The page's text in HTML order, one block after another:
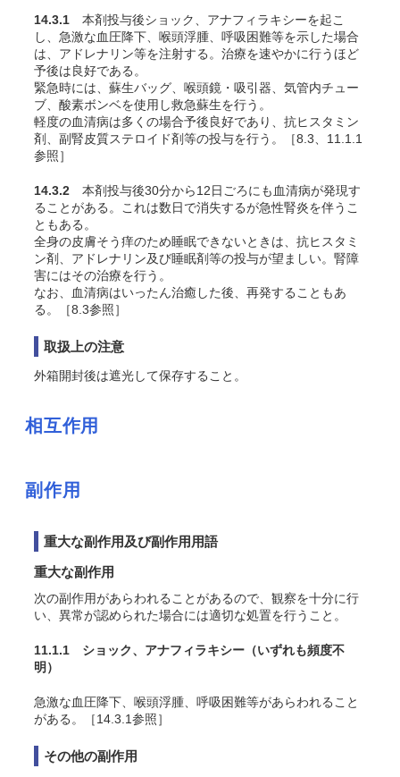
14.3.1 本剤投与後ショック、アナフィラキシーを起こ
し、急激な血圧降下、喉頭浮腫、呼吸困難等を示した場合
は、アドレナリン等を注射する。治療を速やかに行うほど
予後は良好である。
緊急時には、蘇生バッグ、喉頭鏡・吸引器、気管内チュー
ブ、酸素ボンベを使用し救急蘇生を行う 。
軽度の血清病は多くの場合予後良好であり、抗ヒスタミン
剤、副腎皮質ステロイド剤等の投与を行う。［8.3、11.1.1
参照］
14.3.2 本剤投与後30分から12日ごろにも血清病が発現す
ることがある。これは数日で消失するが急性腎炎を伴うこ
ともある。
全身の皮膚そう痒のため睡眠できないときは、抗ヒスタミ
ン剤、アドレナリン及び睡眠剤等の投与が望ましい。腎障
害にはその治療を行う。
なお、血清病はいったん治癒した後、再発することもあ
る。［8.3参照］
取扱上の注意
外箱開封後は遮光して保存すること。
相互作用
副作用
重大な副作用及び副作用用語
重大な副作用
次の副作用があらわれることがあるので、観察を十分に行
い、異常が認められた場合には適切な処置を行うこと。
11.1.1 ショック、アナフィラキシー （いずれも頻度不
明）
急激な血圧降下、喉頭浮腫、呼吸困難等があらわれること
がある 。［14.3.1参照］
その他の副作用